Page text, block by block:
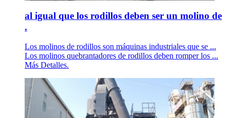
al igual que los rodillos deben ser un molino de
.
Los molinos de rodillos son máquinas industriales que se ...
Los molinos quebrantadores de rodillos deben romper los ...
Más Detalles.